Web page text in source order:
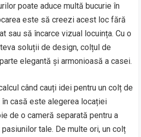
poate aduce multă bucurie în
este să creezi acest loc fără
sau să încarce vizual locuința. Cu o
soluții de design, colțul de
elegantă și armonioasă a casei.
când cauți idei pentru un colț de
casă este alegerea locației
de o cameră separată pentru a
tale. De multe ori, un colț